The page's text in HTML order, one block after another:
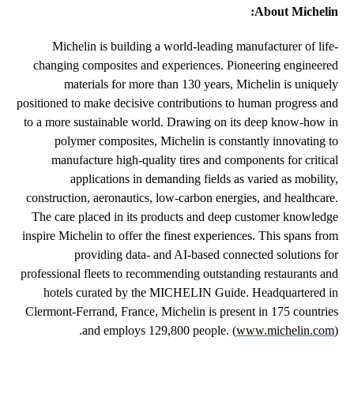
About Michelin:
Michelin is building a world-leading manufacturer of life-
changing composites and experiences. Pioneering engineered
materials for more than 130 years, Michelin is uniquely
positioned to make decisive contributions to human progress and
to a more sustainable world. Drawing on its deep know-how in
polymer composites, Michelin is constantly innovating to
manufacture high-quality tires and components for critical
applications in demanding fields as varied as mobility,
construction, aeronautics, low-carbon energies, and healthcare.
The care placed in its products and deep customer knowledge
inspire Michelin to offer the finest experiences. This spans from
providing data- and AI-based connected solutions for
professional fleets to recommending outstanding restaurants and
hotels curated by the MICHELIN Guide. Headquartered in
Clermont-Ferrand, France, Michelin is present in 175 countries
and employs 129,800 people. (www.michelin.com).